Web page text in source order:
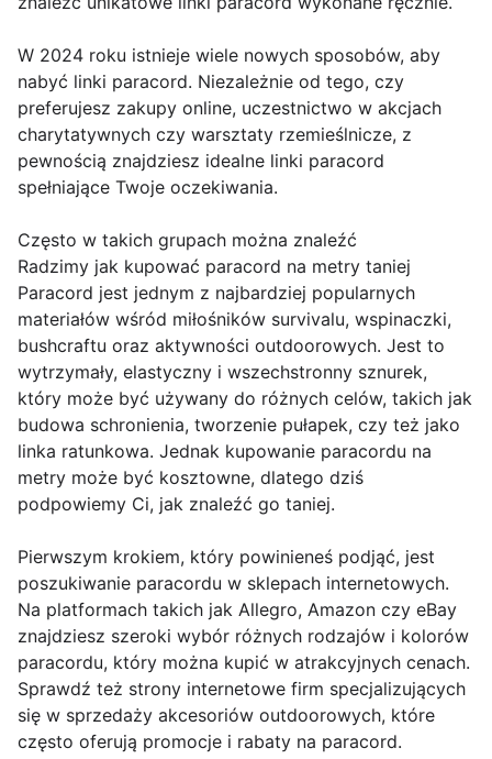
W 2024 roku istnieje wiele nowych sposobów, aby
nabyć linki paracord. Niezależnie od tego, czy
preferujesz zakupy online, uczestnictwo w akcjach
charytatywnych czy warsztaty rzemieślnicze, z
pewnością znajdziesz idealne linki paracord
spełniające Twoje oczekiwania.
Często w takich grupach można znaleźć
Radzimy jak kupować paracord na metry taniej
Paracord jest jednym z najbardziej popularnych
materiałów wśród miłośników survivalu, wspinaczki,
bushcraftu oraz aktywności outdoorowych. Jest to
wytrzymały, elastyczny i wszechstronny sznurek,
który może być używany do różnych celów, takich jak
budowa schronienia, tworzenie pułapek, czy też jako
linka ratunkowa. Jednak kupowanie paracordu na
metry może być kosztowne, dlatego dziś
podpowiemy Ci, jak znaleźć go taniej.
Pierwszym krokiem, który powinieneś podjąć, jest
poszukiwanie paracordu w sklepach internetowych.
Na platformach takich jak Allegro, Amazon czy eBay
znajdziesz szeroki wybór różnych rodzajów i kolorów
paracordu, który można kupić w atrakcyjnych cenach.
Sprawdź też strony internetowe firm specjalizujących
się w sprzedaży akcesoriów outdoorowych, które
często oferują promocje i rabaty na paracord.